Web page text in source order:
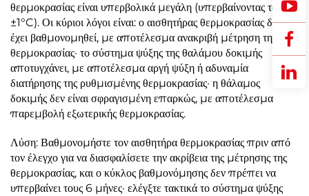
θερμοκρασίας είναι υπερβολικά μεγάλη (υπερβαίνοντας το
±1°C). Οι κύριοι λόγοι είναι: ο αισθητήρας θερμοκρασίας δεν
έχει βαθμονομηθεί, με αποτέλεσμα ανακριβή μέτρηση της
θερμοκρασίας· το σύστημα ψύξης της θαλάμου δοκιμής
αποτυγχάνει, με αποτέλεσμα αργή ψύξη ή αδυναμία
διατήρησης της ρυθμισμένης θερμοκρασίας· η θάλαμος
δοκιμής δεν είναι σφραγισμένη επαρκώς, με αποτέλεσμα
παρεμβολή εξωτερικής θερμοκρασίας.
Λύση: Βαθμονομήστε τον αισθητήρα θερμοκρασίας πριν από
τον έλεγχο για να διασφαλίσετε την ακρίβεια της μέτρησης της
θερμοκρασίας, και ο κύκλος βαθμονόμησης δεν πρέπει να
υπερβαίνει τους 6 μήνες· ελέγξτε τακτικά το σύστημα ψύξης